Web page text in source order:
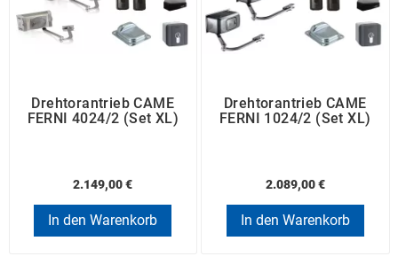
Drehtorantrieb CAME
FERNI 4024/2 (Set XL)
2.149,00 €
In den Warenkorb
Drehtorantrieb CAME
FERNI 1024/2 (Set XL)
2.089,00 €
In den Warenkorb